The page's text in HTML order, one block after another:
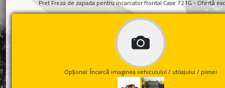
Pret Freza de zapada pentru incarcator frontal Case 721G - Ofertă
Opțional: Încarcă imaginea vehiculului / utilajului / piesei